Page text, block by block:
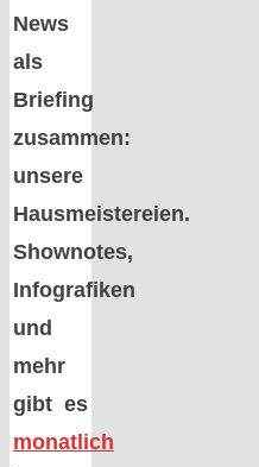
News
als
Briefing
zusammen:
unsere
Hausmeistereien.
Shownotes,
Infografiken
und
mehr
gibt es
monatlich